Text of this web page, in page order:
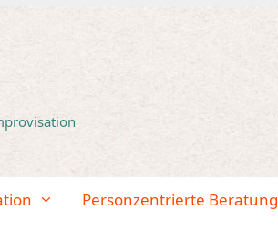
Personzentrierte Beratung